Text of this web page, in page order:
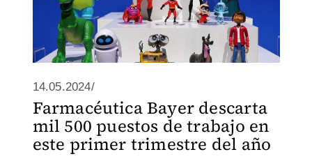
14.05.2024/
Farmacéutica Bayer descarta
mil 500 puestos de trabajo en
este primer trimestre del año